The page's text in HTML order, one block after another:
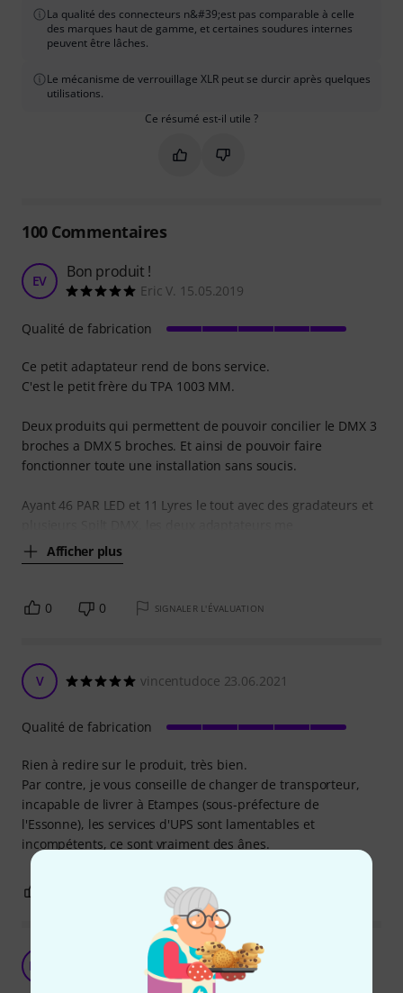
La qualité des connecteurs n&#39;est pas comparable à celle
des marques haut de gamme, et certaines soudures internes
peuvent être lâches.
Le mécanisme de verrouillage XLR peut se durcir après quelques
utilisations.
Ce résumé est-il utile ?
Marquer ce résumé comme utile
Marquer ce résumé comme
100Commentaires
EV Bon produit !
Eric V. 15.05.2019
Ce petit adaptateur rend de bons service.
C'est le petit frère du TPA 1003 MM.
Deux produits qui permettent de pouvoir concilier le DMX 3
broches a DMX 5 broches. Et ainsi de pouvoir faire
fonctionner toute une installation sans soucis.
Ayant 46 PAR LED et 11 Lyres le tout avec des gradateurs et
Afficher plus
Qualité de fabrication
0 0 SIGNALER L'ÉVALUATION
V vincentudoce 23.06.2021
Rien à redire sur le produit, très bien.
Par contre, je vous conseille de changer de transporteur,
incapable de livrer à Etampes (sous-préfecture de
l'Essonne), les services d'UPS sont lamentables et
incompétents, ce sont vraiment des ânes.
Qualité de fabrication
SIGNALER L'ÉVALUATION
NM souple , fait le job
nico moel 22.10.2021